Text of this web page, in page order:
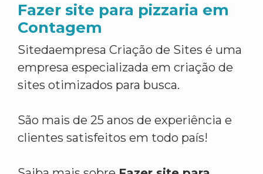
Fazer site para pizzaria em
Contagem
Sitedaempresa Criação de Sites é uma
empresa especializada em criação de
sites otimizados para busca.
São mais de 25 anos de experiência e
clientes satisfeitos em todo país!